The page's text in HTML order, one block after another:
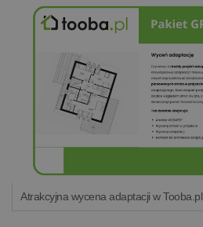
Atrakcyjna wycena adaptacji w Tooba.pl